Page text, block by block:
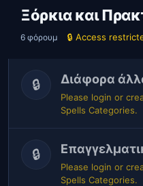
Ξόρκια και
6 φόρουμ 🔒 Access
🔒 Διάφορα
Please login or
Spells Categories.
🔒
Please login or
Spells Categories.